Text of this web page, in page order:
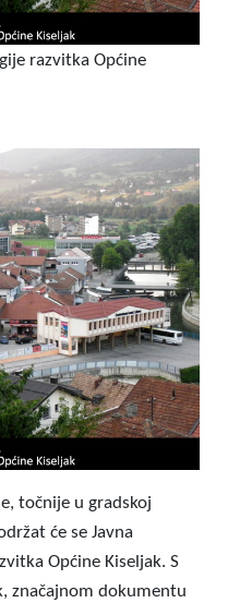
razvitka Općine
točnije u gradskoj
će se Javna
Općine Kiseljak. S
značajnom dokumentu